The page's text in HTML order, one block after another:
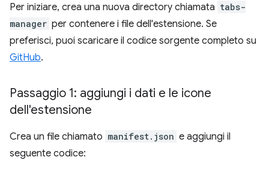
Per iniziare, crea una nuova directory chiamata tabs-
manager per contenere i file dell'estensione. Se
preferisci, puoi scaricare il codice sorgente completo su
GitHub.
Passaggio 1: aggiungi i dati e le icone
dell'estensione
Crea un file chiamato manifest.json e aggiungi il
seguente codice: